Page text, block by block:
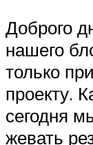
Доброго
нашего
только
проекту.
сегодня
жевать